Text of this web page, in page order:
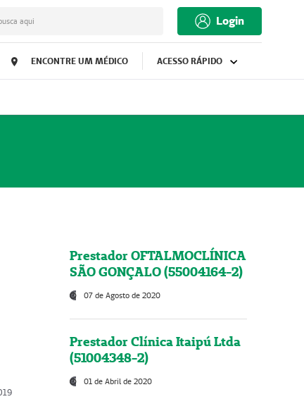
aqui Login
ENCONTRE UM MÉDICO ACESSO RÁPIDO
Prestador OFTALMOCLÍNICA
SÃO GONÇALO (55004164-2)
07 de Agosto de 2020
Prestador Clínica Itaipú Ltda
(51004348-2)
01 de Abril de 2020